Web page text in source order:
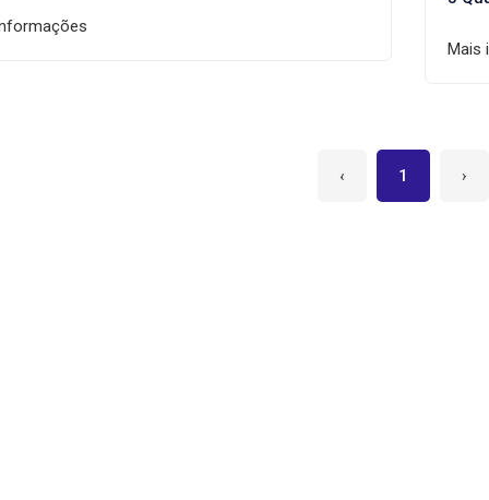
Mais
‹ 1 ›